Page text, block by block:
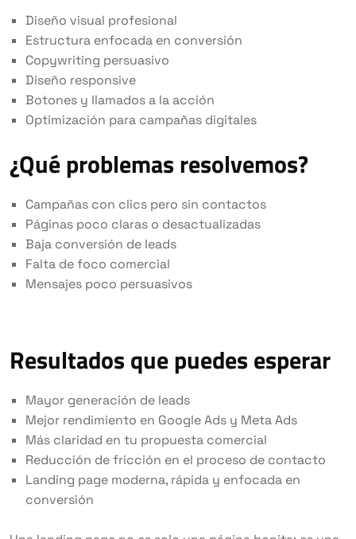
Diseño visual profesional
Estructura enfocada en conversión
Copywriting persuasivo
Diseño responsive
Botones y llamados a la acción
Optimización para campañas digitales
¿Qué problemas resolvemos?
Campañas con clics pero sin contactos
Páginas poco claras o desactualizadas
Baja conversión de leads
Falta de foco comercial
Mensajes poco persuasivos
Resultados que puedes esperar
Mayor generación de leads
Mejor rendimiento en Google Ads y Meta Ads
Más claridad en tu propuesta comercial
Reducción de fricción en el proceso de contacto
Landing page moderna, rápida y enfocada en
conversión